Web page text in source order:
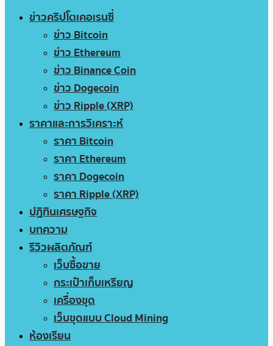
ข่าวคริปโตเคอเรนซี่
ข่าว Bitcoin
ข่าว Ethereum
ข่าว Binance Coin
ข่าว Dogecoin
ข่าว Ripple (XRP)
ราคาและการวิเคราะห์
ราคา Bitcoin
ราคา Ethereum
ราคา Dogecoin
ราคา Ripple (XRP)
ปฏิทินเศรษฐกิจ
บทความ
รีวิวผลิตภัณฑ์
เว็บซื้อขาย
กระเป๋าเก็บเหรียญ
เครื่องขุด
เว็บขุดแบบ Cloud Mining
ห้องเรียน